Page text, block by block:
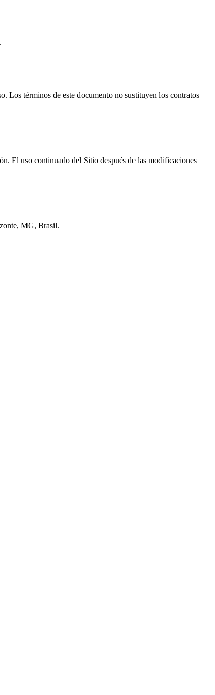
Los términos de este documento no sustituyen los contratos
El uso continuado del Sitio después de las modificaciones
MG, Brasil.